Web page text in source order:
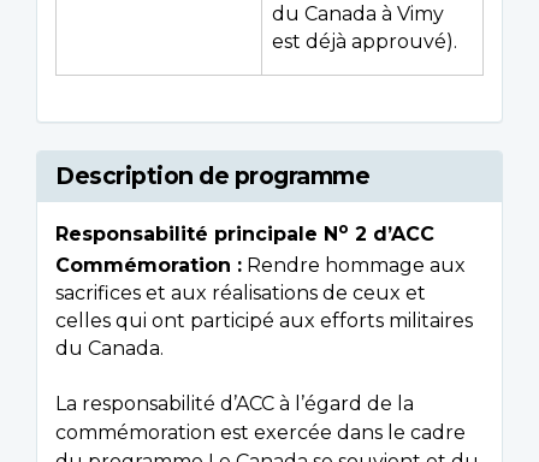
du Canada à Vimy
est déjà approuvé).
Description de programme
Responsabilité principale N o 2 d’ACC
Commémoration : Rendre hommage aux
sacrifices et aux réalisations de ceux et
celles qui ont participé aux efforts militaires
du Canada.
La responsabilité d’ACC à l’égard de la
commémoration est exercée dans le cadre